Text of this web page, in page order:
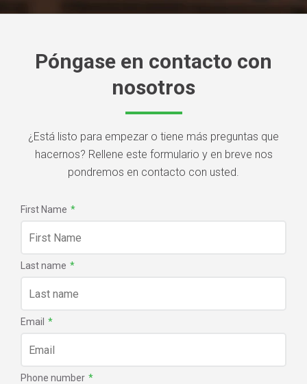
Póngase en contacto con
nosotros
¿Está listo para empezar o tiene más preguntas que
hacernos? Rellene este formulario y en breve nos
pondremos en contacto con usted.
First Name *
Last name *
Email *
Phone number *